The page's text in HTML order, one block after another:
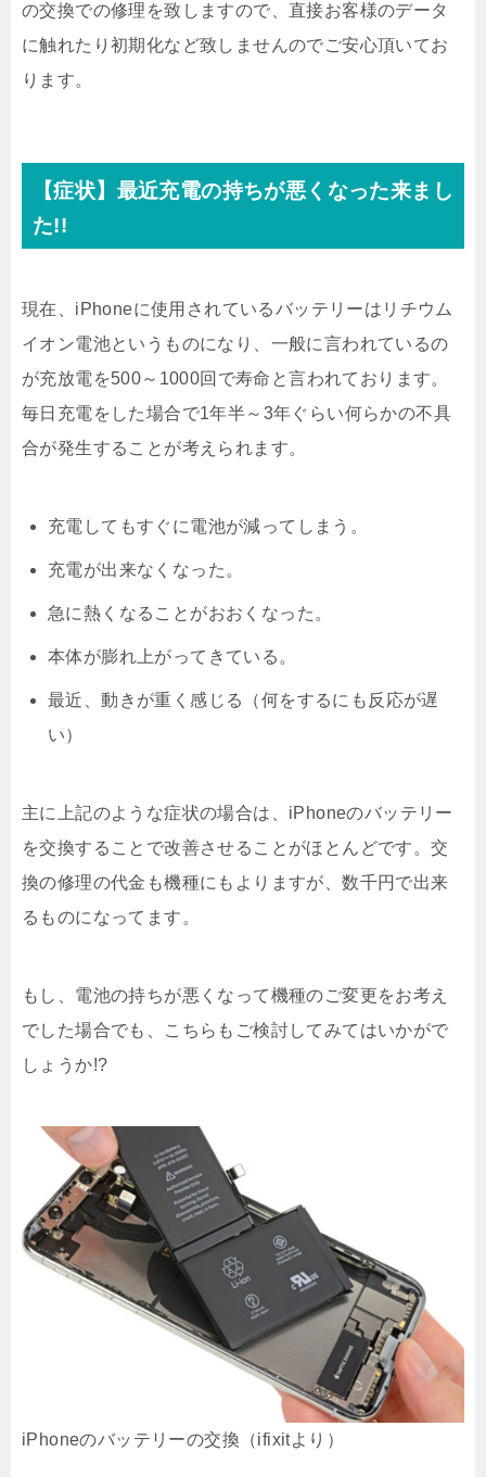
の交換での修理を致しますので、直接お客様のデータ
に触れたり初期化など致しませんのでご安心頂いてお
ります。
【症状】最近充電の持ちが悪くなった来まし
た!!
現在、iPhoneに使用されているバッテリーはリチウム
イオン電池というものになり、一般に言われているの
が充放電を500～1000回で寿命と言われております。
毎日充電をした場合で1年半～3年ぐらい何らかの不具
合が発生することが考えられます。
充電してもすぐに電池が減ってしまう。
充電が出来なくなった。
急に熱くなることがおおくなった。
本体が膨れ上がってきている。
最近、動きが重く感じる（何をするにも反応が遅
い）
主に上記のような症状の場合は、iPhoneのバッテリー
を交換することで改善させることがほとんどです。交
換の修理の代金も機種にもよりますが、数千円で出来
るものになってます。
もし、電池の持ちが悪くなって機種のご変更をお考え
でした場合でも、こちらもご検討してみてはいかがで
しょうか!?
iPhoneのバッテリーの交換（ifixitより）